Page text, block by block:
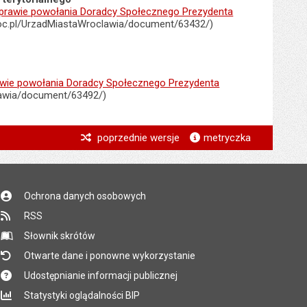
powołania Doradcy Społecznego Prezydenta
UrzadMiastaWroclawia/document/63432/)
powołania Doradcy Społecznego Prezydenta
document/63492/)
*
*
poprzednie wersje metryczka
Ochrona danych osobowych
RSS
Słownik skrótów
Otwarte dane i ponowne wykorzystanie
Udostępnianie informacji publicznej
Statystyki oglądalności BIP